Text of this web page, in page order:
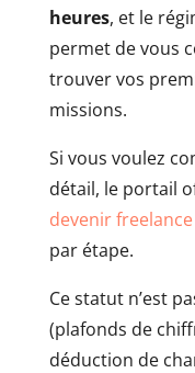
heures, et le
permet de vous
trouver vos
missions.
Si vous voulez
détail, le portail
devenir
par étape.
Ce statut n’est
(plafonds de
déduction de